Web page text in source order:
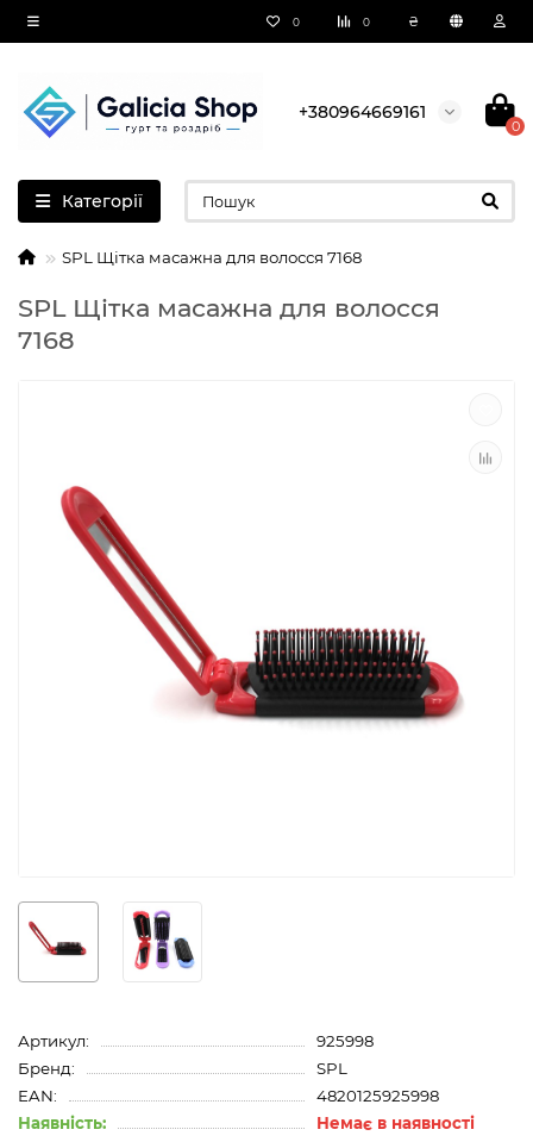
0 0 ₴
+380964669161
0
Категорії
SPL Щітка масажна для волосся 7168
SPL Щітка масажна для волосся
7168
Артикул:
925998
Бренд:
SPL
EAN:
4820125925998
Наявність:
Немає в наявності